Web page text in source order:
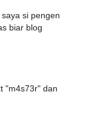
si pengen
biar blog
"m4s73r" dan